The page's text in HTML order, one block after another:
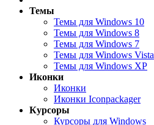
Темы
Темы для Windows 10
Темы для Windows 8
Темы для Windows 7
Темы для Windows Vista
Темы для Windows XP
Иконки
Иконки
Иконки Iconpackager
Курсоры
Курсоры для Windows